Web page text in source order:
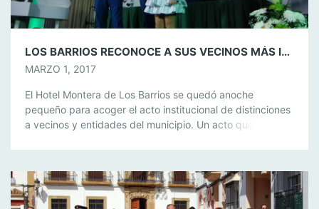
LOS BARRIOS RECONOCE A SUS VECINOS MÁS ILUSTRES EN UN BONITO Y EMOTIVO ACTO INSTITUCIONAL
MARZO 1, 2017
El Hotel Montera de Los Barrios se quedó anoche
pequeño para acoger el acto institucional de distinciones
a vecinos y entidades del municipio. Un acto que estuvo
Alconchel, y la delegada de Asuntos Sociales, Sara
Lobato. También estuvieron presentes todos […]